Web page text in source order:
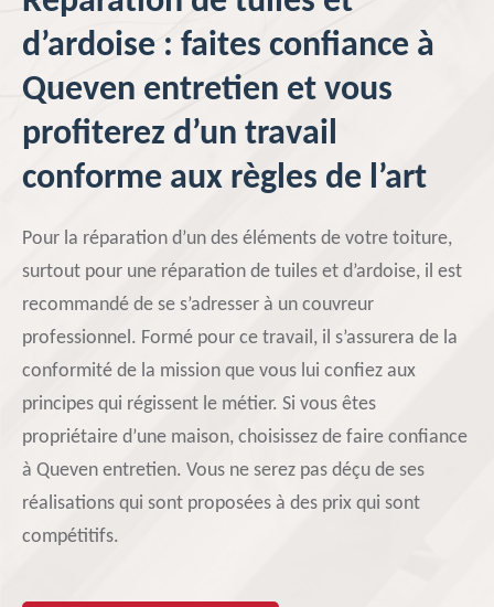
d’ardoise : faites confiance à
Queven entretien et vous
profiterez d’un travail
conforme aux règles de l’art
Pour la réparation d’un des éléments de votre toiture,
surtout pour une réparation de tuiles et d’ardoise, il est
recommandé de se s’adresser à un couvreur
professionnel. Formé pour ce travail, il s’assurera de la
conformité de la mission que vous lui confiez aux
principes qui régissent le métier. Si vous êtes
propriétaire d’une maison, choisissez de faire confiance
à Queven entretien. Vous ne serez pas déçu de ses
réalisations qui sont proposées à des prix qui sont
compétitifs.